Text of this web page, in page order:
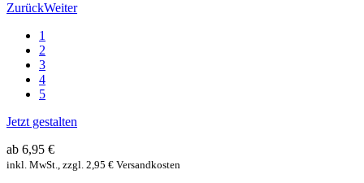
ZurückWeiter
1
2
3
4
5
Jetzt gestalten
ab 6,95 €
inkl. MwSt., zzgl. 2,95 € Versandkosten